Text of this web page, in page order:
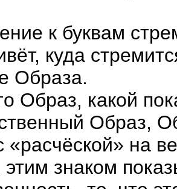
к буквам
куда
Образа.
Образ, какой
Образ,
«расчёской» на
этим знаком